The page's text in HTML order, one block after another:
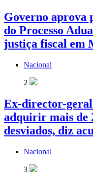
Governo aprova
do Processo
justiça fiscal em
Nacional
2
Ex-director-geral
adquirir mais de
desviados, diz
Nacional
3